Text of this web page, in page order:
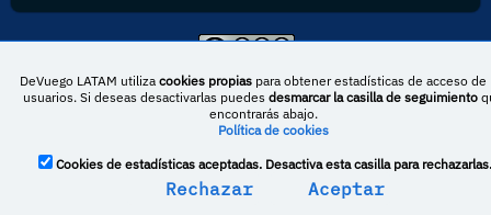
Esta obra está bajo una licencia de Creative Commons Reconocimiento-
NoComercial-CompartirIgual 4.0 Internacional
DeVuego España
DeVuego LATAM
DeVuego Portugal
DeVuego LATAM utiliza cookies propiaspara obtener estadísticas de acceso de
usuarios. Si deseas desactivarlas puedes desmarcar la casilla de seguimiento
encontrarás abajo.
Política de cookies
Cookies de estadísticas aceptadas. Desactiva esta casilla para rechazarlas.
Rechazar Aceptar